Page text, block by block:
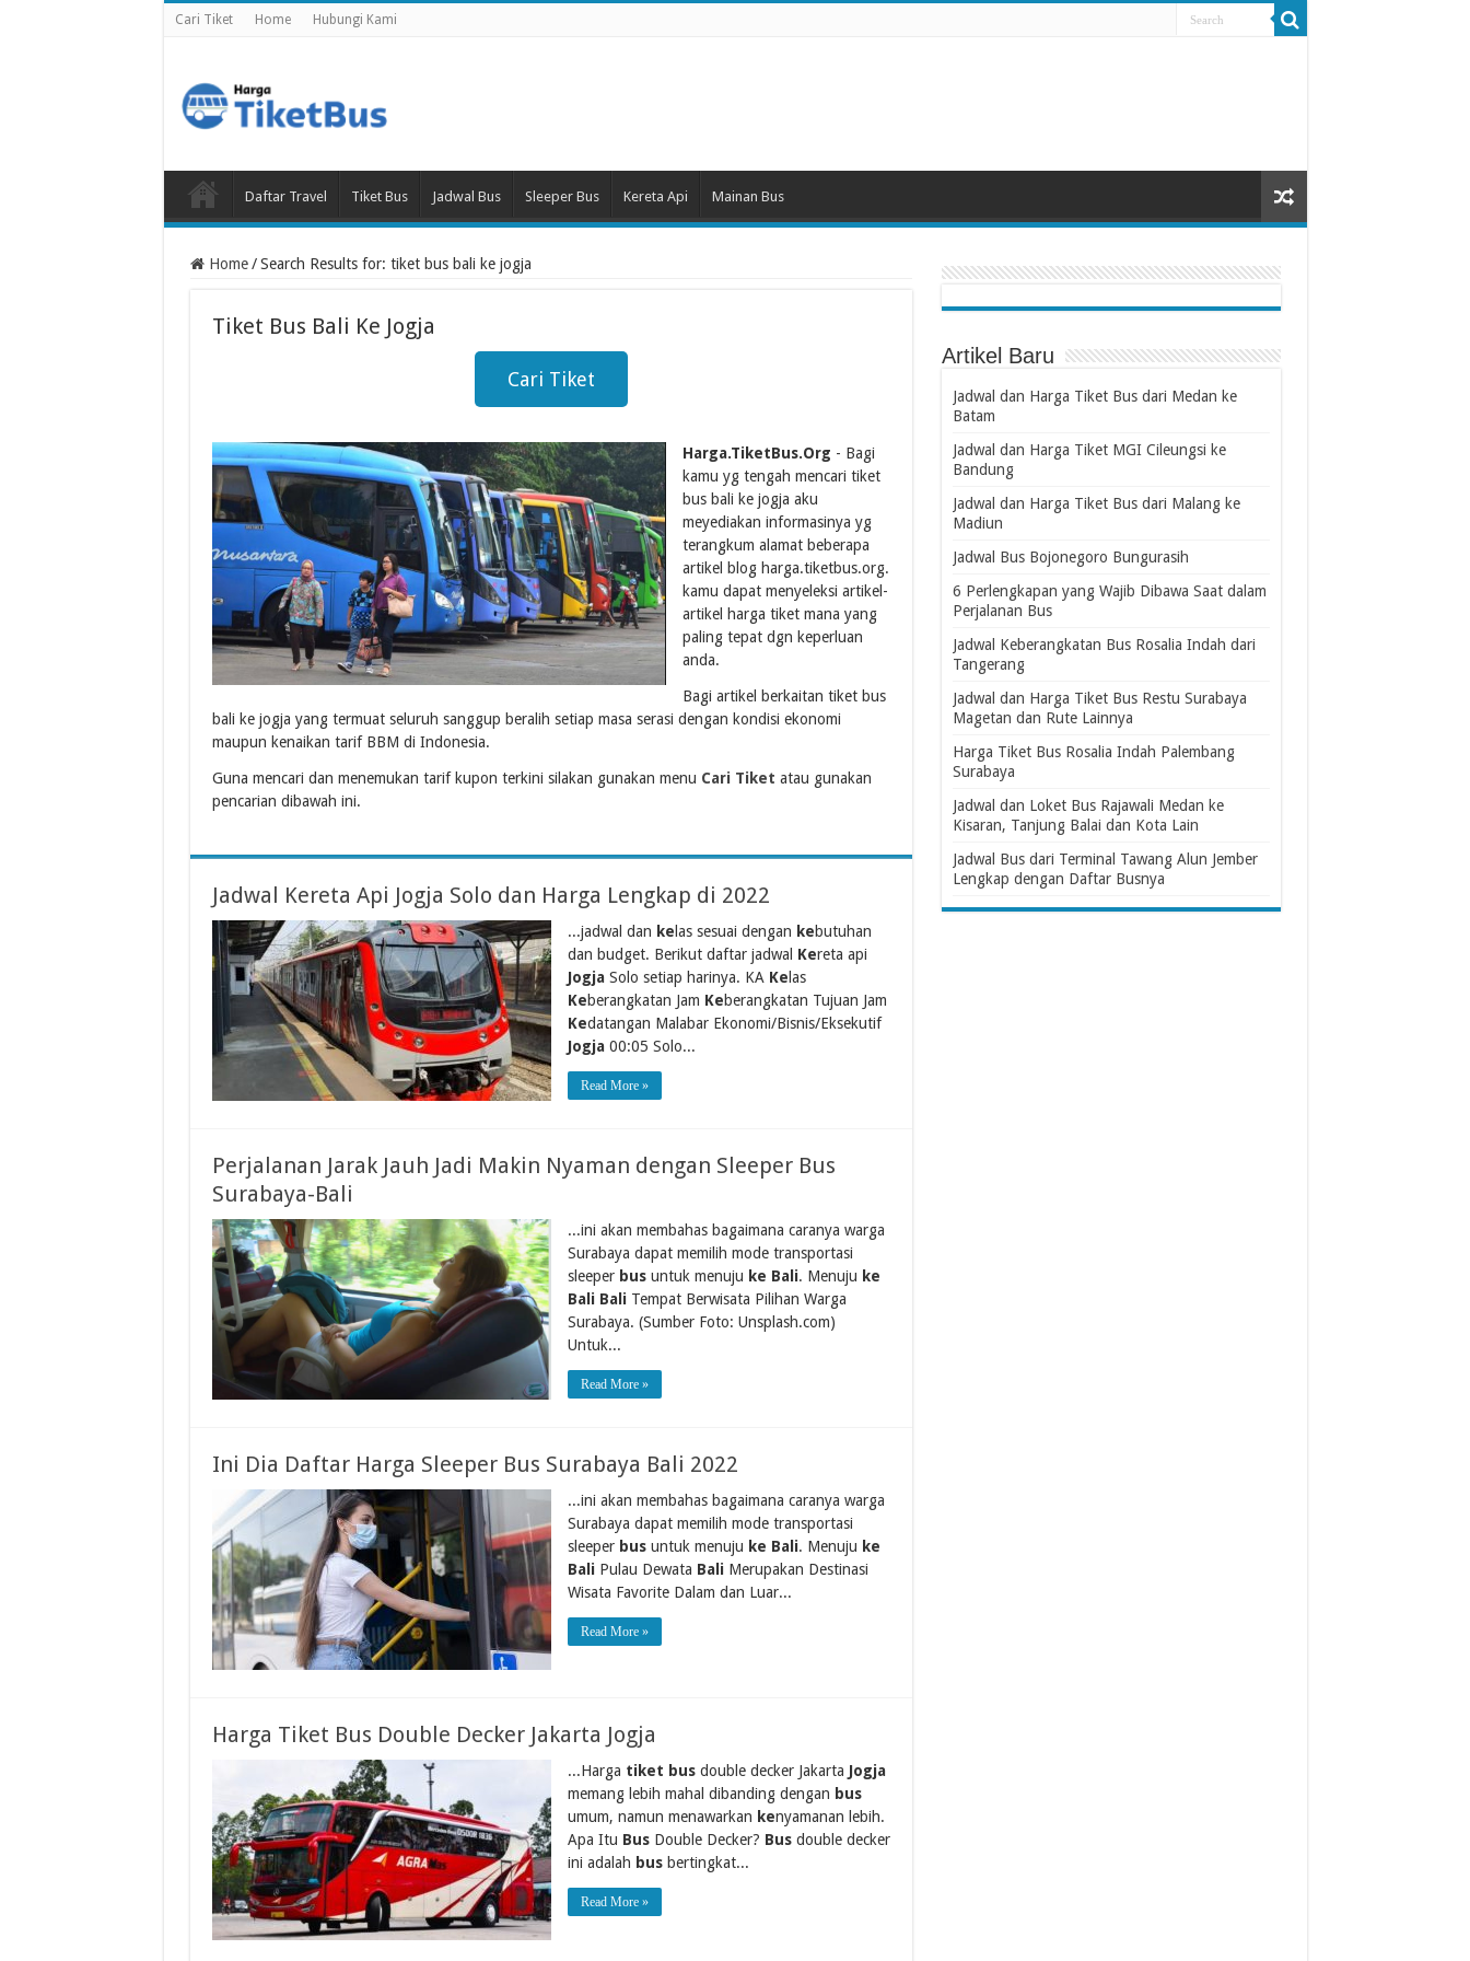
Cari Tiket Home Hubungi Kami
Daftar Travel Tiket Bus Jadwal Bus Sleeper Bus Kereta Api Mainan Bus
Home / Search Results for: tiket bus bali ke jogja
Tiket Bus Bali Ke Jogja
Cari Tiket
Harga.TiketBus.Org - Bagi
kamu yg tengah mencari tiket
bus bali ke jogja aku
meyediakan informasinya yg
terangkum alamat beberapa
artikel blog harga.tiketbus.org.
kamu dapat menyeleksi artikel-
artikel harga tiket mana yang
paling tepat dgn keperluan
anda.
Bagi artikel berkaitan tiket bus
bali ke jogja yang termuat seluruh sanggup beralih setiap masa serasi dengan kondisi ekonomi
maupun kenaikan tarif BBM di Indonesia.
Guna mencari dan menemukan tarif kupon terkini silakan gunakan menu Cari Tiket atau gunakan
pencarian dibawah ini.
Jadwal Kereta Api Jogja Solo dan Harga Lengkap di 2022
...jadwal dan ke las sesuai dengan kebutuhan
dan budget. Berikut daftar jadwal Kereta api
JogjaSolo setiap harinya. KA Ke las
Keberangkatan Jam Keberangkatan Tujuan Jam
Kedatangan Malabar Ekonomi/Bisnis/Eksekutif
Jogja00:05 Solo...
Read More »
Perjalanan Jarak Jauh Jadi Makin Nyaman dengan Sleeper Bus
Surabaya-Bali
...ini akan membahas bagaimana caranya warga
Surabaya dapat memilih mode transportasi
sleeper busuntuk menuju ke Bali. Menuju ke
Bali BaliTempat Berwisata Pilihan Warga
Surabaya. (Sumber Foto: Unsplash.com)
Untuk...
Read More »
Ini Dia Daftar Harga Sleeper Bus Surabaya Bali 2022
...ini akan membahas bagaimana caranya warga
Surabaya dapat memilih mode transportasi
sleeper busuntuk menuju ke Bali. Menuju ke
BaliPulau Dewata BaliMerupakan Destinasi
Wisata Favorite Dalam dan Luar...
Read More »
Harga Tiket Bus Double Decker Jakarta Jogja
...Harga tiket busdouble decker Jakarta Jogja
memang lebih mahal dibanding dengan bus
umum, namun menawarkan kenyamanan lebih.
Apa Itu BusDouble Decker? Busdouble decker
ini adalah busbertingkat...
Read More »
Artikel Baru
Jadwal dan Harga Tiket Bus dari Medan ke
Batam
Jadwal dan Harga Tiket MGI Cileungsi ke
Bandung
Jadwal dan Harga Tiket Bus dari Malang ke
Madiun
Jadwal Bus Bojonegoro Bungurasih
6 Perlengkapan yang Wajib Dibawa Saat dalam
Perjalanan Bus
Jadwal Keberangkatan Bus Rosalia Indah dari
Tangerang
Jadwal dan Harga Tiket Bus Restu Surabaya
Magetan dan Rute Lainnya
Harga Tiket Bus Rosalia Indah Palembang
Surabaya
Jadwal dan Loket Bus Rajawali Medan ke
Kisaran, Tanjung Balai dan Kota Lain
Jadwal Bus dari Terminal Tawang Alun Jember
Lengkap dengan Daftar Busnya